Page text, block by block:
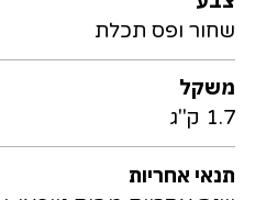
שחור ופס תכלת
משקל
1.7 ק"ג
תנאי אחריות